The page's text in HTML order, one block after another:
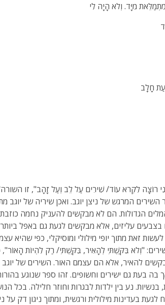
מִיָּד. וְלֹא הָיָה לִי
המרגש של ניצן יוגב. ואכן שיריה של יוגב
הגדולות. הם לא מבקשים להעניק נחמה
בצבעים עליזים, אלא מבקשים לגעת גם באפל
זאת מתוך יופי מילולי ומוסיקלי, כפי שהיא
"וְלֹא בִּקַּשְׁתִּי לְהָאִיר, בִּקַּשְׁתִּי/ רַק לִהְיוֹת הָאוֹר",
להאיר, אלא הם עצמם האור. השירים של יוגב
בה בעת גם ישירים וחשופים. זהו ספר שנוגע
נע בין ילדות לבגרות וחוזר חלילה. בכל
בעדינות מילולית ורגשית, ומתוך ניגון דק על